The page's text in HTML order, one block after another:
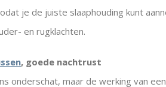
je de juiste slaaphouding kunt
en rugklachten.
, goede nachtrust
onderschat, maar de werking van